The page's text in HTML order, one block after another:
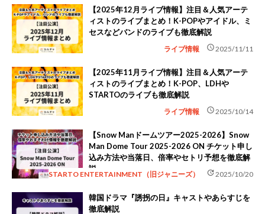
【2025年12月ライブ情報】注目＆人気アーテ
ィストのライブまとめ！K-POPやアイドル、ミ
セスなどバンドのライブも徹底解説
ライブ情報 schedule2025/11/11
【2025年11月ライブ情報】注目＆人気アーテ
ィストのライブまとめ！K-POP、LDHや
STARTOのライブも徹底解説
ライブ情報 schedule2025/10/14
【Snow Manドームツアー2025-2026】Snow
Man Dome Tour 2025-2026 ON チケット申し
込み方法や当落日、倍率やセトリ予想を徹底解
説
STARTO ENTERTAINMENT（旧ジャニーズ） update2025/10/20
韓国ドラマ『誘拐の日』キャストやあらすじを
徹底解説